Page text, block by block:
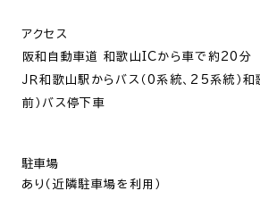
アクセス
阪和自動車道 和歌山ICから車で約20分
ＪＲ和歌山駅からバス（0系統、25系統）和
前）バス停下車
駐車場
あり（近隣駐車場を利用）